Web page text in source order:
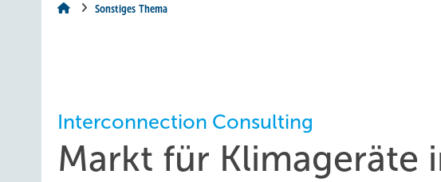
Sonstiges Thema
Interconnection Consulting
Markt für Klimageräte